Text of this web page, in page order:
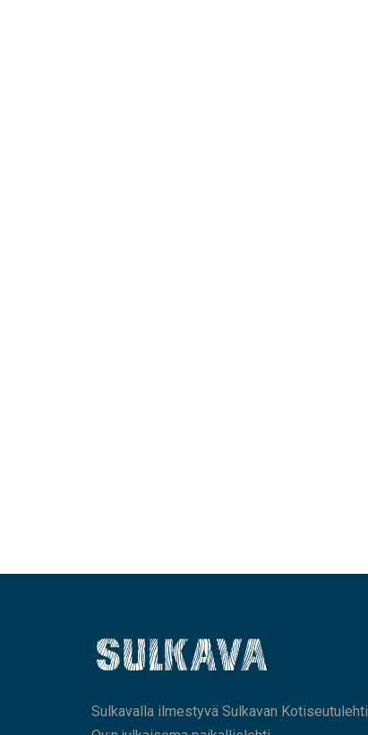
Sulkavalla ilmestyvä Sulkavan Kotiseutulehti